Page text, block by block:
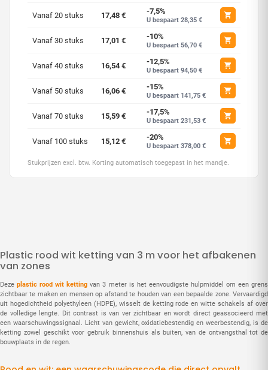
Plastic rood wit ketting van 3 m voor het afbakenen
van zones
Dezeplastic rood wit ketting van 3 meter is het eenvoudigste hulpmiddel om een grens
zichtbaar te maken en mensen op afstand te houden van een bepaalde zone. Vervaardigd
uit hogedichtheid polyethyleen (HDPE), wisselt de ketting rode en witte schakels af over
de volledige lengte. Dit contrast is van ver zichtbaar en wordt direct geassocieerd met
een waarschuwingssignaal. Licht van gewicht, oxidatiebestendig en weerbestendig, is de
ketting zowel geschikt voor gebruik binnenshuis als buiten, van de ontvangsthal tot de
bouwplaats in de regen.
Vanaf 20 stuks 17,48 € -7,5%
U bespaart 28,35 €
Vanaf 30 stuks 17,01 € -10%
U bespaart 56,70 €
Vanaf 40 stuks 16,54 € -12,5%
U bespaart 94,50 €
Vanaf 50 stuks 16,06 € -15%
U bespaart 141,75 €
Vanaf 70 stuks 15,59 € -17,5%
U bespaart 231,53 €
Vanaf 100 stuks 15,12 € -20%
U bespaart 378,00 €
Stukprijzen excl. btw. Korting automatisch toegepast in het mandje.